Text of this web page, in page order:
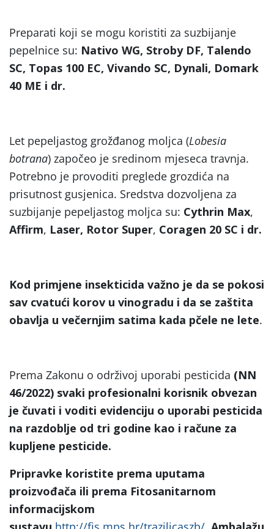
Preparati koji se mogu koristiti za suzbijanje
pepelnice su: Nativo WG, Stroby DF, Talendo
SC, Topas 100 EC, Vivando SC, Dynali, Domark
40 ME i dr.
Let pepeljastog grožđanog moljca (Lobesia
botrana) započeo je sredinom mjeseca travnja.
Potrebno je provoditi preglede grozdića na
prisutnost gusjenica. Sredstva dozvoljena za
suzbijanje pepeljastog moljca su: Cythrin Max,
Affirm, Laser, Rotor Super, Coragen 20 SC i dr.
Kod primjene insekticida važno je da se pokosi
sav cvatući korov u vinogradu i da se zaštita
obavlja u večernjim satima kada pčele ne lete.
Prema Zakonu o održivoj uporabi pesticida (NN
46/2022) svaki profesionalni korisnik obvezan
je čuvati i voditi evidenciju o uporabi pesticida
na razdoblje od tri godine kao i račune za
kupljene pesticide.
Pripravke koristite prema uputama
proizvođača ili prema Fitosanitarnom
informacijskom